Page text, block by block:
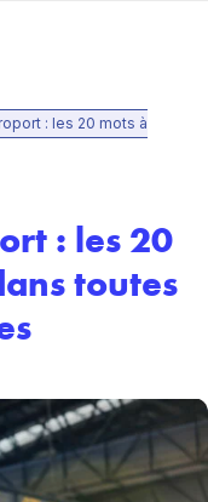
: les 20 mots à
: les 20
toutes